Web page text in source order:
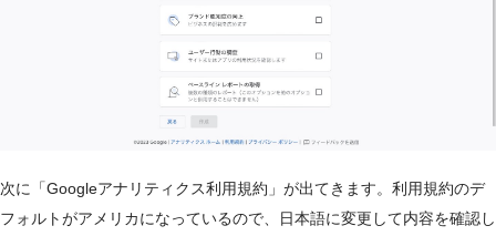
次に「Googleアナリティクス利用規約」が出てきます。利用規約のデ
フォルトがアメリカになっているので、日本語に変更して内容を確認し